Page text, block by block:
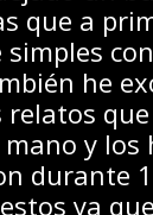
que a
he
y los
durante
ya